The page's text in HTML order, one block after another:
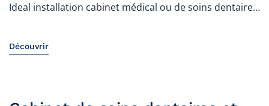
Ideal installation cabinet médical ou de soins dentaire…
Découvrir